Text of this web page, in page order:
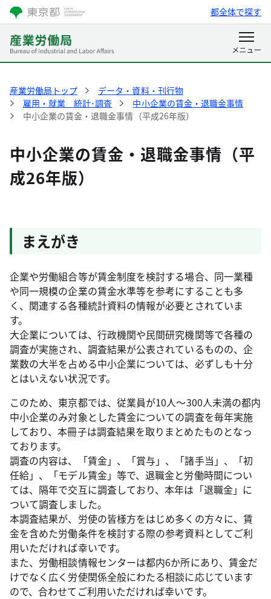
都全体で探す
産業労働局トップ
データ・資料・刊行物
雇用・就業 統計･調査
中小企業の賃金・退職金事情
中小企業の賃金・退職金事情（平成26年版）
中小企業の賃金・退職金事情（平
成26年版）
まえがき
企業や労働組合等が賃金制度を検討する場合、同一業種
や同一規模の企業の賃金水準等を参考にすることも多
く、関連する各種統計資料の情報が必要とされていま
す。
大企業については、行政機関や民間研究機関等で各種の
調査が実施され、調査結果が公表されているものの、企
業数の大半を占める中小企業については、必ずしも十分
とはいえない状況です。
このため、東京都では、従業員が10人～300人未満の都内
中小企業のみ対象とした賃金についての調査を毎年実施
しており、本冊子は調査結果を取りまとめたものとなっ
ております。
調査の内容は、「賃金」、「賞与」、「諸手当」、「初
任給」、「モデル賃金」等で、退職金と労働時間につい
ては、隔年で交互に調査しており、本年は「退職金」に
ついて調査しました。
本調査結果が、労使の皆様方をはじめ多くの方々に、賃
金を含めた労働条件を検討する際の参考資料としてご利
用いただければ幸いです。
また、労働相談情報センターは都内6か所にあり、賃金だ
けでなく広く労使関係全般にわたる相談に応じています
ので、合わせてご利用いただければ幸いです。